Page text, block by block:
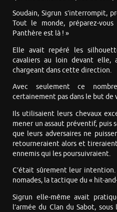
Soudain, Sigrun s’interrompit,
Tout le monde, préparez-
Panthère est là ! »
Elle avait repéré les
cavaliers au loin devant elle,
chargeant dans cette direction.
Avec seulement ce
certainement pas dans le but de
Ils utilisaient leurs chevaux
mener un assaut préventif, puis
que leurs adversaires ne
retourneraient alors et
ennemis qui les poursuivraient.
C’était sûrement leur
nomades, la tactique du « hit-
Sigrun elle-même avait
l’armée du Clan du Sabot,